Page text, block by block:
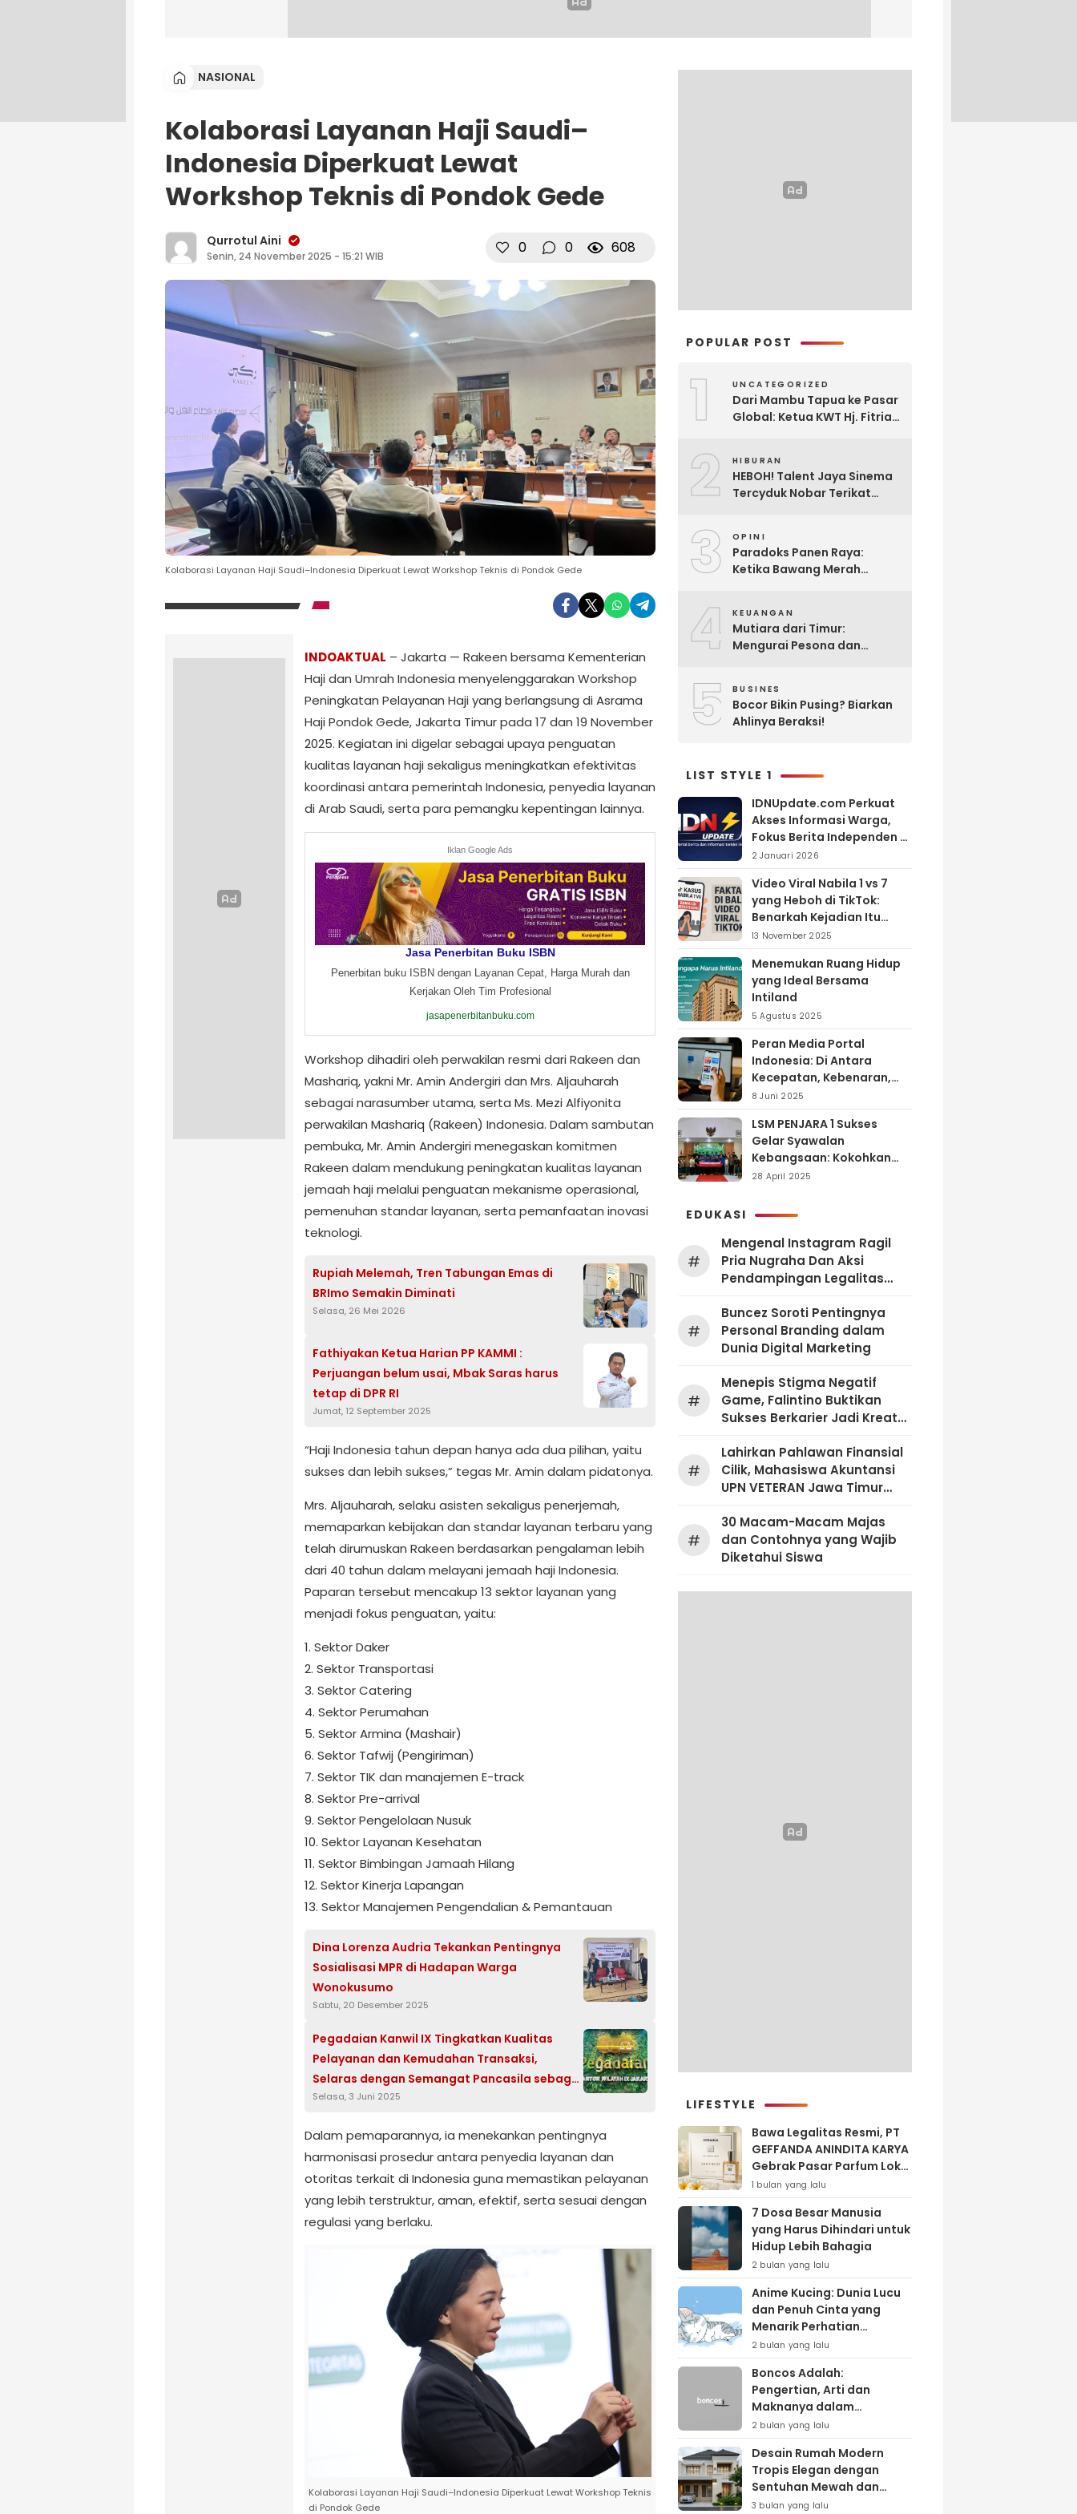
NASIONAL
Kolaborasi Layanan Haji Saudi–
Indonesia Diperkuat Lewat
Workshop Teknis di Pondok Gede
Qurrotul Aini
Senin, 24 November 2025 - 15:21 WIB 0 0 608
Kolaborasi Layanan Haji Saudi–Indonesia Diperkuat Lewat Workshop Teknis di Pondok Gede
INDOAKTUAL – Jakarta — Rakeen bersama Kementerian
Haji dan Umrah Indonesia menyelenggarakan Workshop
Peningkatan Pelayanan Haji yang berlangsung di Asrama
Haji Pondok Gede, Jakarta Timur pada 17 dan 19 November
2025. Kegiatan ini digelar sebagai upaya penguatan
kualitas layanan haji sekaligus meningkatkan efektivitas
koordinasi antara pemerintah Indonesia, penyedia layanan
di Arab Saudi, serta para pemangku kepentingan lainnya.
Iklan Google Ads
Jasa Penerbitan Buku ISBN
Penerbitan buku ISBN dengan Layanan Cepat, Harga Murah dan
Kerjakan Oleh Tim Profesional
jasapenerbitanbuku.com
Workshop dihadiri oleh perwakilan resmi dari Rakeen dan
Mashariq, yakni Mr. Amin Andergiri dan Mrs. Aljauharah
sebagai narasumber utama, serta Ms. Mezi Alfiyonita
perwakilan Mashariq (Rakeen) Indonesia. Dalam sambutan
pembuka, Mr. Amin Andergiri menegaskan komitmen
Rakeen dalam mendukung peningkatan kualitas layanan
jemaah haji melalui penguatan mekanisme operasional,
pemenuhan standar layanan, serta pemanfaatan inovasi
teknologi.
Rupiah Melemah, Tren Tabungan Emas di
BRImo Semakin Diminati
Selasa, 26 Mei 2026
Fathiyakan Ketua Harian PP KAMMI :
Perjuangan belum usai, Mbak Saras harus
tetap di DPR RI
Jumat, 12 September 2025
“Haji Indonesia tahun depan hanya ada dua pilihan, yaitu
sukses dan lebih sukses,” tegas Mr. Amin dalam pidatonya.
Mrs. Aljauharah, selaku asisten sekaligus penerjemah,
memaparkan kebijakan dan standar layanan terbaru yang
telah dirumuskan Rakeen berdasarkan pengalaman lebih
dari 40 tahun dalam melayani jemaah haji Indonesia.
Paparan tersebut mencakup 13 sektor layanan yang
menjadi fokus penguatan, yaitu:
1. Sektor Daker
2. Sektor Transportasi
3. Sektor Catering
4. Sektor Perumahan
5. Sektor Armina (Mashair)
6. Sektor Tafwij (Pengiriman)
7. Sektor TIK dan manajemen E-track
8. Sektor Pre-arrival
9. Sektor Pengelolaan Nusuk
10. Sektor Layanan Kesehatan
11. Sektor Bimbingan Jamaah Hilang
12. Sektor Kinerja Lapangan
13. Sektor Manajemen Pengendalian & Pemantauan
Dina Lorenza Audria Tekankan Pentingnya
Sosialisasi MPR di Hadapan Warga
Wonokusumo
Sabtu, 20 Desember 2025
Pegadaian Kanwil IX Tingkatkan Kualitas
Pelayanan dan Kemudahan Transaksi,
Selaras dengan Semangat Pancasila sebagai
Jiwa Bangsa
Selasa, 3 Juni 2025
Dalam pemaparannya, ia menekankan pentingnya
harmonisasi prosedur antara penyedia layanan dan
otoritas terkait di Indonesia guna memastikan pelayanan
yang lebih terstruktur, aman, efektif, serta sesuai dengan
regulasi yang berlaku.
Kolaborasi Layanan Haji Saudi–Indonesia Diperkuat Lewat Workshop Teknis
di Pondok Gede
POPULAR POST
1 UNCATEGORIZED
Dari Mambu Tapua ke Pasar
Global: Ketua KWT Hj. Fitria
Negeri
2 HIBURAN
HEBOH! Talent Jaya Sinema
Tercyduk Nobar Terikat
3 OPINI
Paradoks Panen Raya:
Ketika Bawang Merah
4 KEUANGAN
Mutiara dari Timur:
Mengurai Pesona dan
5 BUSINES
Bocor Bikin Pusing? Biarkan
Ahlinya Beraksi!
LIST STYLE 1
IDNUpdate.com Perkuat
Akses Informasi Warga,
Fokus Berita Independen di
Kabupaten Banyuasin
2 Januari 2026
Video Viral Nabila 1 vs 7
yang Heboh di TikTok:
Benarkah Kejadian Itu
Nyata?
13 November 2025
Menemukan Ruang Hidup
yang Ideal Bersama
Intiland
5 Agustus 2025
Peran Media Portal
Indonesia: Di Antara
Kecepatan, Kebenaran,
dan Tanggung Jawab
8 Juni 2025
LSM PENJARA 1 Sukses
Gelar Syawalan
Kebangsaan: Kokohkan
Tekad Melawan Korupsi
28 April 2025
EDUKASI
#
Mengenal Instagram Ragil
Pria Nugraha Dan Aksi
Pendampingan Legalitas
#
‎Buncez Soroti Pentingnya
Personal Branding dalam
Dunia Digital Marketing
#
Menepis Stigma Negatif
Game, Falintino Buktikan
Sukses Berkarier Jadi Kreator
#
Lahirkan Pahlawan Finansial
Cilik, Mahasiswa Akuntansi
UPN VETERAN Jawa Timur
Dengan Literasi Keuangan
Sejak Dini
#
30 Macam-Macam Majas
dan Contohnya yang Wajib
Diketahui Siswa
LIFESTYLE
Bawa Legalitas Resmi, PT
GEFFANDA ANINDITA KARYA
Gebrak Pasar Parfum Lokal
Lewat Varian ‘Daily Bliss’
1 bulan yang lalu
7 Dosa Besar Manusia
yang Harus Dihindari untuk
Hidup Lebih Bahagia
2 bulan yang lalu
Anime Kucing: Dunia Lucu
dan Penuh Cinta yang
Menarik Perhatian
Penggemar
2 bulan yang lalu
Boncos Adalah:
Pengertian, Arti dan
Maknanya dalam
Kehidupan Sehari-hari
2 bulan yang lalu
Desain Rumah Modern
Tropis Elegan dengan
Sentuhan Mewah dan
Natural
3 bulan yang lalu